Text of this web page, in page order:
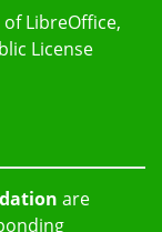
LibreOffice,
License
are